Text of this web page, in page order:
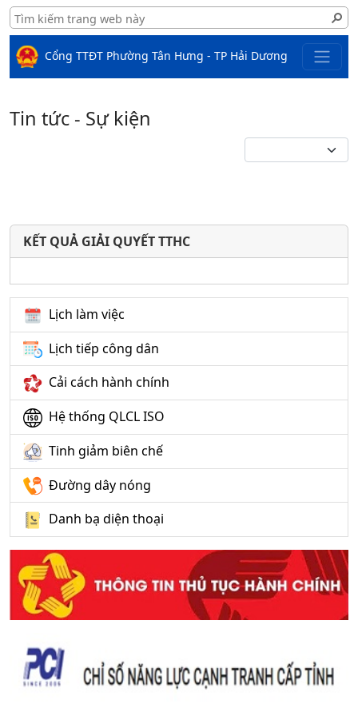
Cổng TTĐT Phường Tân Hưng - TP Hải Dương
Tin tức - Sự kiện
KẾT QUẢ GIẢI QUYẾT TTHC
Lịch làm việc
Lịch tiếp công dân
Cải cách hành chính
Hệ thống QLCL ISO
Tinh giảm biên chế
Đường dây nóng
Danh bạ diện thoại